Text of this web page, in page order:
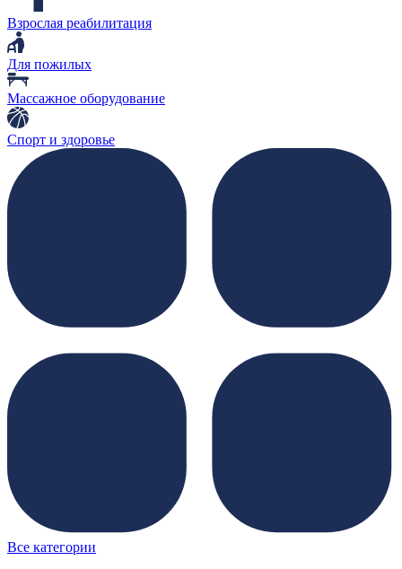
Взрослая реабилитация
Для пожилых
Массажное оборудование
Спорт и здоровье
Все категории